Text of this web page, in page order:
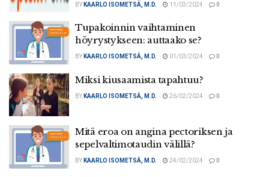
BY KAARLO ISOMETSÄ, M.D. 11/03/2024 0
Tupakoinnin vaihtaminen
höyrystykseen: auttaako se?
BY KAARLO ISOMETSÄ, M.D. 01/03/2024 0
Miksi kiusaamista tapahtuu?
BY KAARLO ISOMETSÄ, M.D. 26/02/2024 0
Mitä eroa on angina pectoriksen ja
sepelvaltimotaudin välillä?
BY KAARLO ISOMETSÄ, M.D. 24/02/2024 0